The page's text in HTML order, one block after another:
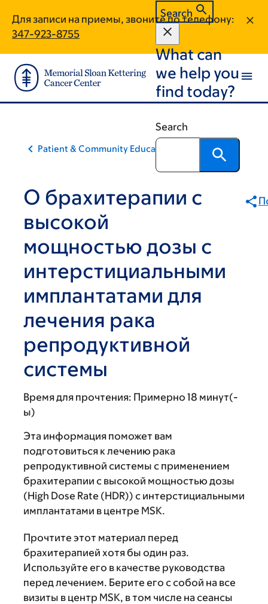
main
content
footer
Для записи на приемы, звоните по телефону:
347-923-8755
Search
What can
we help you
find today?
Search
Patient & Community Education
О брахитерапии с
высокой
мощностью дозы с
интерстициальными
имплантатами для
лечения рака
репродуктивной
системы
Время для прочтения: Примерно 18 минут(-
ы)
Эта информация поможет вам
подготовиться к лечению рака
репродуктивной системы с применением
брахитерапии с высокой мощностью дозы
(High Dose Rate (HDR)) с интерстициальными
имплантатами в центре MSK.
Прочтите этот материал перед
брахитерапией хотя бы один раз.
Используйте его в качестве руководства
перед лечением. Берите его с собой на все
визиты в центр MSK, в том числе на сеансы